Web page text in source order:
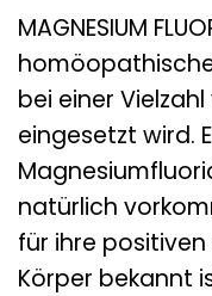
MAGNESIUM
bei einer
eingesetzt wird.
natürlich
für ihre
Körper bekannt